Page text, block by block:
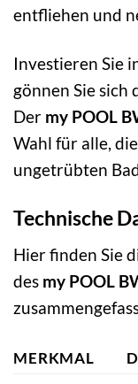
entfliehen und
Investieren Sie
gönnen Sie sich
Der my POOL
Wahl für alle,
ungetrübten
Technische
Hier finden Sie
des my POOL
MERKMAL